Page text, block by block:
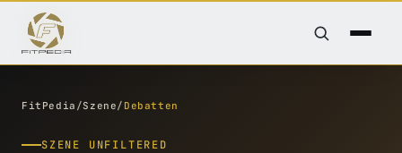
FitPedia /Szene/ Debatten
SZENE UNFILTERED